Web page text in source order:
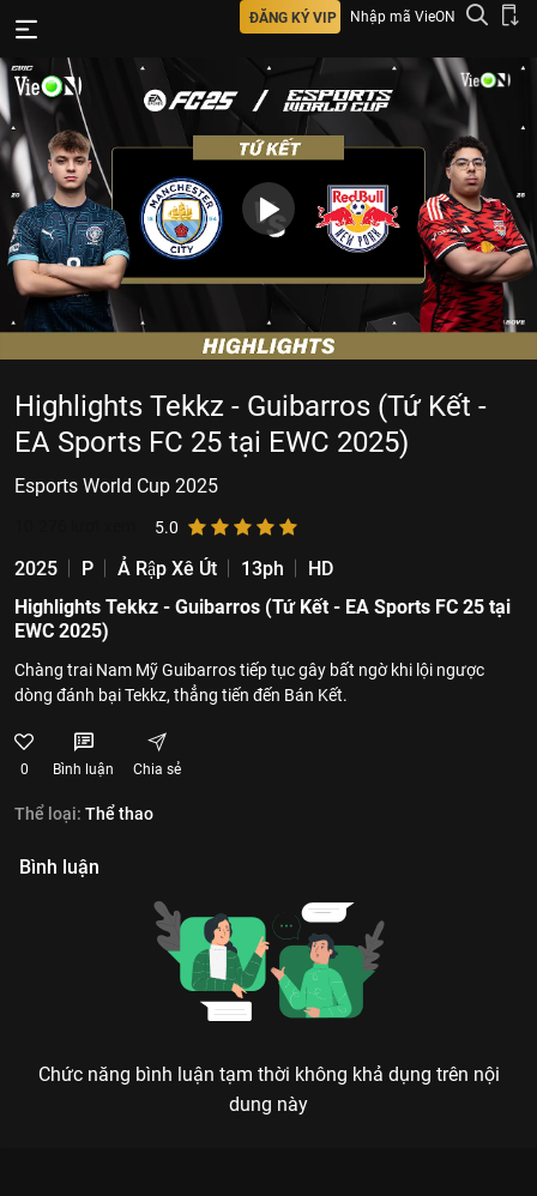
ĐĂNG KÝ VIP Nhập mã VieON
Highlights Tekkz - Guibarros (Tứ Kết -
EA Sports FC 25 tại EWC 2025)
Esports World Cup 2025
5.0
2025 P Ả Rập Xê Út 13ph
HD
Highlights Tekkz - Guibarros (Tứ Kết - EA Sports FC 25 tại
EWC 2025)
Chàng trai Nam Mỹ Guibarros tiếp tục gây bất ngờ khi lội ngược
dòng đánh bại Tekkz, thẳng tiến đến Bán Kết.
0 Bình luận Chia sẻ
Thể loại: Thể thao
Bình luận
Chức năng bình luận tạm thời không khả dụng trên nội
dung này